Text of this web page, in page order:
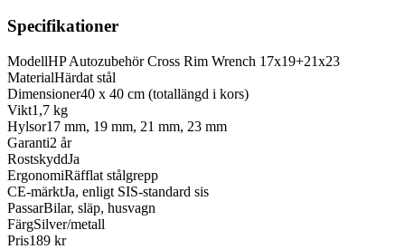
Specifikationer
ModellHP Autozubehör Cross Rim Wrench 17x19+21x23
MaterialHärdat stål
Dimensioner40 x 40 cm (totallängd i kors)
Vikt1,7 kg
Hylsor17 mm, 19 mm, 21 mm, 23 mm
Garanti2 år
RostskyddJa
ErgonomiRäfflat stålgrepp
CE-märktJa, enligt SIS-standard sis
PassarBilar, släp, husvagn
FärgSilver/metall
Pris189 kr